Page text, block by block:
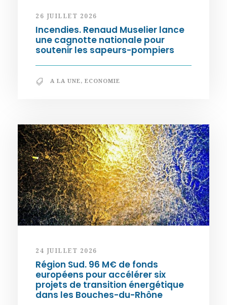
26 JUILLET 2026
Incendies. Renaud Muselier lance
une cagnotte nationale pour
soutenir les sapeurs-pompiers
A LA UNE, ECONOMIE
24 JUILLET 2026
Région Sud. 96 M€ de fonds
européens pour accélérer six
projets de transition énergétique
dans les Bouches-du-Rhône